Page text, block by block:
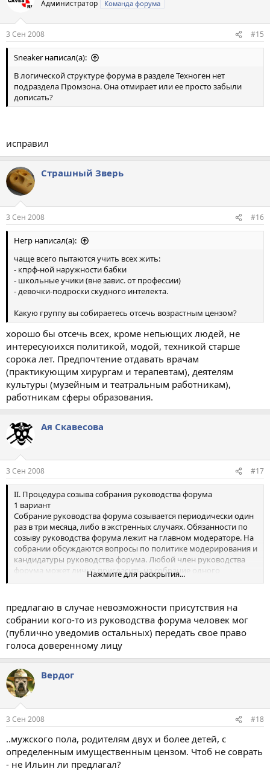
Администратор Команда форума
3 Сен 2008 #15
Sneaker написал(а):
В логической структуре форума в разделе Техноген нет
подраздела Промзона. Она отмирает или ее просто забыли
дописать?
исправил
Страшный Зверь
3 Сен 2008 #16
Негр написал(а):
чаще всего пытаются учить всех жить:
- кпрф-ной наружности бабки
- школьные учики (вне завис. от профессии)
- девочки-подроски скудного интелекта.
Какую группу вы собираетесь отсечь возрастным цензом?
хорошо бы отсечь всех, кроме непьющих людей, не
интересуюихся политикой, модой, техникой старше
сорока лет. Предпочтение отдавать врачам
(практикующим хирургам и терапевтам), деятелям
культуры (музейным и театральным работникам),
работникам сферы образования.
Ая Скавесова
3 Сен 2008 #17
II. Процедура созыва собрания руководства форума
1 вариант
Собрание руководства форума созывается периодически один
раз в три месяца, либо в экстренных случаях. Обязанности по
созыву руководства форума лежит на главном модераторе. На
собрании обсуждаются вопросы по политике модерирования и
кандидатуры руководства форума. Любой член руководства
форума может лично пригласить на собрание одного
человека, не входящего в руководство форума. При этом все
2 вариант
Собрание руководство форума проводится на Пати caves.ru
один раз в месяц. На собрании обсуждаются вопросы по
политике модерирования и кандидатуры руководства форума.
Любой участник форума имеет право прийти на собрание. При
этом все присутствующие на собрании форума люди имеют
одинаковое право слова и голоса.
3 вариант
Собрание руководство форума проводится в каменоломни
Съяны в Большом колоннике один раз в пол года. На собрании
обсуждаются вопросы по политике модерирования и
кандидатуры руководства форума. Любой участник форума
имеет право прийти на собрание. При этом все
присутствующие на собрании форума люди имеют одинаковое
право слова и голоса.
Нажмите для раскрытия...
предлагаю в случае невозможности присутствия на
собрании кого-то из руководства форума человек мог
(публично уведомив остальных) передать свое право
голоса доверенному лицу
Вердог
3 Сен 2008 #18
..мужского пола, родителям двух и более детей, с
определенным имущественным цензом. Чтоб не соврать
- не Ильин ли предлагал?